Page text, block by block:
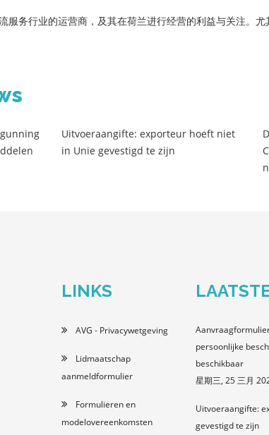
服务行业的运营商，及其在荷兰进行经营的利益与关注。
Uitvoeraangifte: exporteur hoeft niet
in Unie gevestigd te zijn
LINKS
AVG - Privacywetgeving
Lidmaatschap
aanmeldformulier
Formulieren en
modelovereenkomsten
persoonlijke
beschikbaar
星期三, 25 三月
Uitvoeraangifte:
gevestigd te zijn